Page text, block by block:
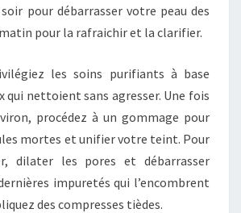
pour débarrasser votre peau des
pour la rafraichir et la clarifier.
les soins purifiants à base
qui nettoient sans agresser. Une fois
procédez à un gommage pour
mortes et unifier votre teint. Pour
dilater les pores et débarrasser
impuretés qui l’encombrent
des compresses tièdes.